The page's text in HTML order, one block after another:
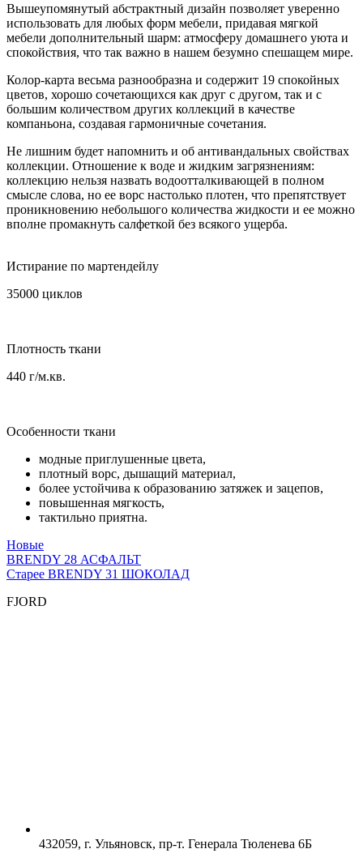
Вышеупомянутый абстрактный дизайн позволяет уверенно
использовать для любых форм мебели, придавая мягкой
мебели дополнительный шарм: атмосферу домашнего уюта и
спокойствия, что так важно в нашем безумно спешащем мире.
Колор-карта весьма разнообразна и содержит 19 спокойных
цветов, хорошо сочетающихся как друг с другом, так и с
большим количеством других коллекций в качестве
компаньона, создавая гармоничные сочетания.
Не лишним будет напомнить и об антивандальных свойствах
коллекции. Отношение к воде и жидким загрязнениям:
коллекцию нельзя назвать водоотталкивающей в полном
смысле слова, но ее ворс настолько плотен, что препятствует
проникновению небольшого количества жидкости и ее можно
вполне промакнуть салфеткой без всякого ущерба.
Истирание по мартендейлу
35000 циклов
Плотность ткани
440 г/м.кв.
Особенности ткани
модные приглушенные цвета,
плотный ворс, дышащий материал,
более устойчива к образованию затяжек и зацепов,
повышенная мягкость,
тактильно приятна.
Новые
BRENDY 28 АСФАЛЬТ
Старее BRENDY 31 ШОКОЛАД
FJORD
432059, г. Ульяновск, пр-т. Генерала Тюленева 6Б